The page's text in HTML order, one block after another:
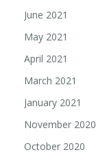
June 2021
May 2021
April 2021
March 2021
January 2021
November 2020
October 2020